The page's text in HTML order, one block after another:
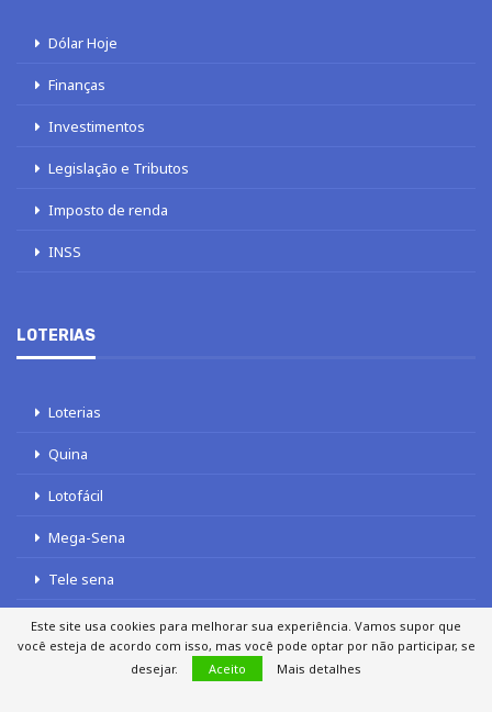
Dólar Hoje
Finanças
Investimentos
Legislação e Tributos
Imposto de renda
INSS
LOTERIAS
Loterias
Quina
Lotofácil
Mega-Sena
Tele sena
Este site usa cookies para melhorar sua experiência. Vamos supor que
você esteja de acordo com isso, mas você pode optar por não participar, se
desejar.
Aceito Mais detalhes